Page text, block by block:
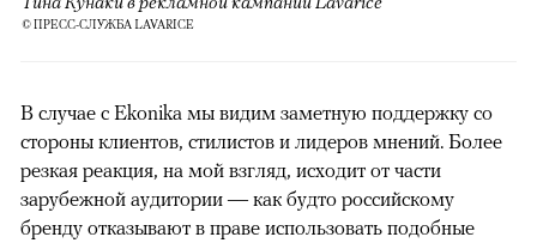
© ПРЕСС-СЛУЖБА LAVARICE
В случае с Ekonika мы видим заметную поддержку со
стороны клиентов, стилистов и лидеров мнений. Более
резкая реакция, на мой взгляд, исходит от части
зарубежной аудитории — как будто российскому
бренду отказывают в праве использовать подобные